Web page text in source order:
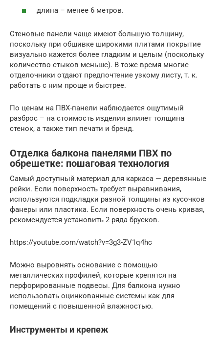
длина – менее 6 метров.
Стеновые панели чаще имеют большую толщину,
поскольку при обшивке широкими плитами покрытие
визуально кажется более гладким и целым (поскольку
количество стыков меньше). В тоже время многие
отделочники отдают предпочтение узкому листу, т. к.
работать с ним проще и быстрее.
По ценам на ПВХ-панели наблюдается ощутимый
разброс – на стоимость изделия влияет толщина
стенок, а также тип печати и бренд.
Отделка балкона панелями ПВХ по
обрешетке: пошаговая технология
Самый доступный материал для каркаса — деревянные
рейки. Если поверхность требует выравнивания,
используются подкладки разной толщины из кусочков
фанеры или пластика. Если поверхность очень кривая,
рекомендуется установить 2 ряда брусков.
https://youtube.com/watch?v=3g3-ZV1q4hc
Можно выровнять основание с помощью
металлических профилей, которые крепятся на
перфорированные подвесы. Для балкона нужно
использовать оцинкованные системы как для
помещений с повышенной влажностью.
Инструменты и крепеж